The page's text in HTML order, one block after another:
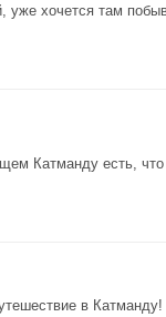
уже хочется там
Катманду есть,
в